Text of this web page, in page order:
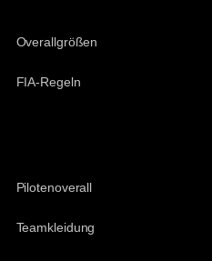
Overallgrößen
FIA-Regeln
Pilotenoverall
Teamkleidung